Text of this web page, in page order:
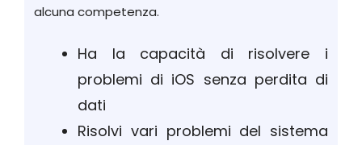
alcuna competenza.
Ha la capacità di risolvere i
problemi di iOS senza perdita di
dati
Risolvi vari problemi del sistema